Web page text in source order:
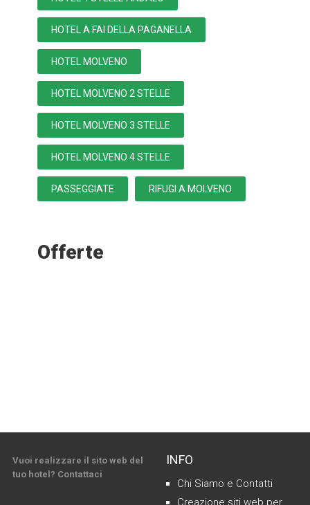
HOTEL A FAI DELLA PAGANELLA
HOTEL MOLVENO
HOTEL MOLVENO 2 STELLE
HOTEL MOLVENO 3 STELLE
HOTEL MOLVENO 4 STELLE
PASSEGGIATE RIFUGI A MOLVENO
Offerte
Vuoi realizzare il sito web del
tuo hotel? Contattaci
INFO
Chi Siamo e Contatti
Creazione siti web per